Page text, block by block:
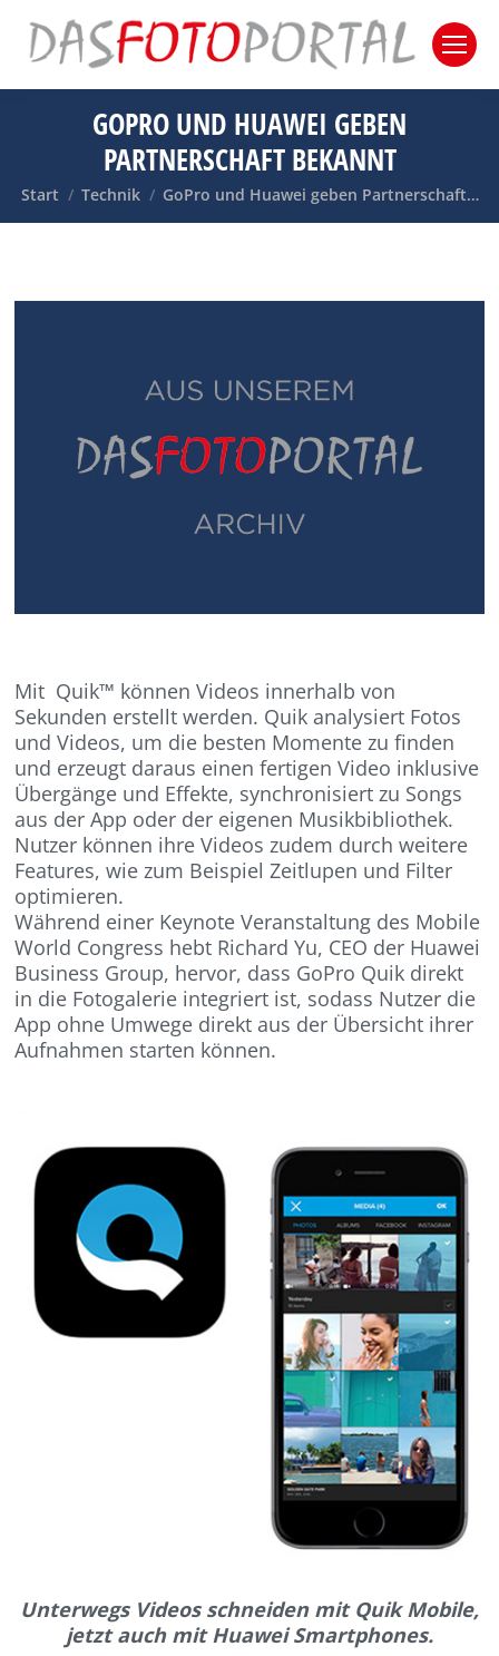
GOPRO UND HUAWEI GEBEN
PARTNERSCHAFT BEKANNT
Sie befinden sich hier:
Start Technik GoPro und Huawei geben Partnerschaft…
Mit Quik™ können Videos innerhalb von
Sekunden erstellt werden. Quik analysiert Fotos
und Videos, um die besten Momente zu finden
und erzeugt daraus einen fertigen Video inklusive
Übergänge und Effekte, synchronisiert zu Songs
aus der App oder der eigenen Musikbibliothek.
Nutzer können ihre Videos zudem durch weitere
Features, wie zum Beispiel Zeitlupen und Filter
optimieren.
Während einer Keynote Veranstaltung des Mobile
World Congress hebt Richard Yu, CEO der Huawei
Business Group, hervor, dass GoPro Quik direkt
in die Fotogalerie integriert ist, sodass Nutzer die
App ohne Umwege direkt aus der Übersicht ihrer
Aufnahmen starten können.
Unterwegs Videos schneiden mit Quik Mobile,
jetzt auch mit Huawei Smartphones.